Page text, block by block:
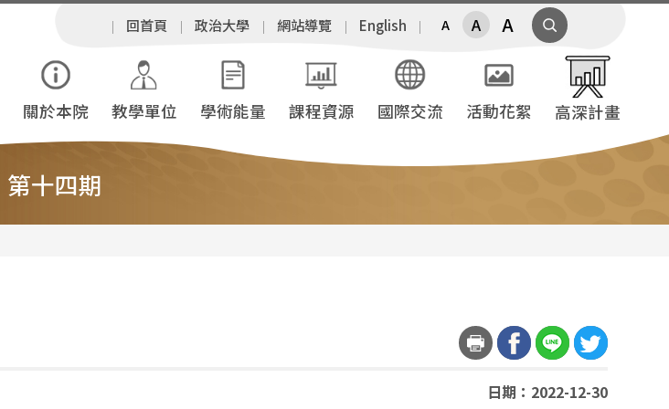
回首頁 政治大學 網站導覽 English A A A
關於本院 教學單位 學術能量 課程資源 國際交流 活動花絮 高深計畫
第十四期
日期：2022-12-30